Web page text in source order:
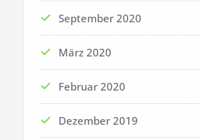
September 2020
März 2020
Februar 2020
Dezember 2019